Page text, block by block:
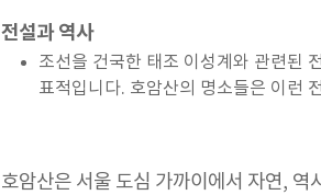
전설과 역사
조선을 건국한 태조 이성계와 관련된
표적입니다. 호암산의 명소들은 이런
호암산은 서울 도심 가까이에서 자연,